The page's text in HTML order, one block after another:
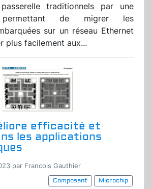
traditionnels par une
permettant de migrer les
sur un réseau Ethernet
plus facilement aux...
efficacité et
les applications
par Francois Gauthier
Composant
Microchip